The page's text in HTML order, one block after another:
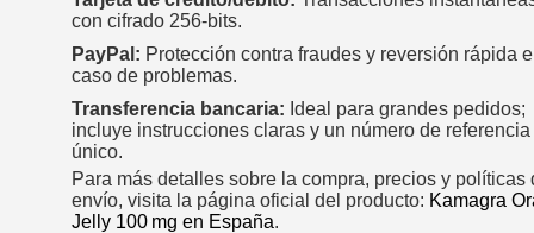
con cifrado 256‑bits.
PayPal: Protección contra fraudes y reversión rápida
caso de problemas.
Transferencia bancaria: Ideal para grandes pedidos;
incluye instrucciones claras y un número de referencia
único.
Para más detalles sobre la compra, precios y políticas
envío, visita la página oficial del producto: Kamagra
Jelly 100 mg en España.